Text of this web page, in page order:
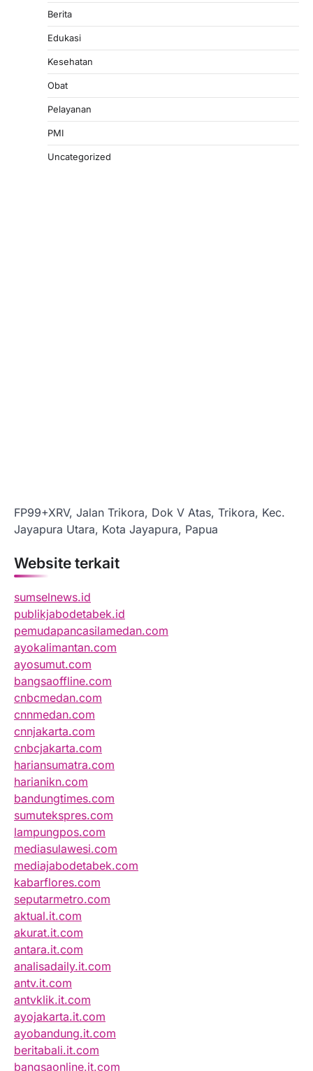
Berita
Edukasi
Kesehatan
Obat
Pelayanan
PMI
Uncategorized
FP99+XRV, Jalan Trikora, Dok V Atas, Trikora, Kec.
Jayapura Utara, Kota Jayapura, Papua
Website terkait
sumselnews.id
publikjabodetabek.id
pemudapancasilamedan.com
ayokalimantan.com
ayosumut.com
bangsaoffline.com
cnbcmedan.com
cnnmedan.com
cnnjakarta.com
cnbcjakarta.com
hariansumatra.com
harianikn.com
bandungtimes.com
sumutekspres.com
lampungpos.com
mediasulawesi.com
mediajabodetabek.com
kabarflores.com
seputarmetro.com
aktual.it.com
akurat.it.com
antara.it.com
analisadaily.it.com
antv.it.com
antvklik.it.com
ayojakarta.it.com
ayobandung.it.com
beritabali.it.com
bangsaonline.it.com